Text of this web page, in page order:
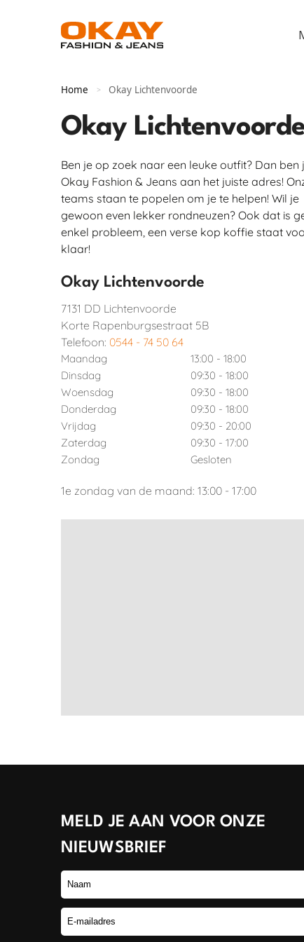
Home > Okay Lichtenvoorde
Okay
Ben je op zoek naar een leuke outfit? Dan ben
Okay Fashion & Jeans aan het juiste adres!
teams staan te popelen om je te helpen! Wil je
gewoon even lekker rondneuzen? Ook dat is
enkel probleem, een verse kop koffie staat
klaar!
Okay Lichtenvoorde
7131 DD Lichtenvoorde
Korte Rapenburgsestraat 5B
Telefoon: 0544 - 74 50 64
Maandag
13:00 - 18:00
Dinsdag
09:30 - 18:00
Woensdag
09:30 - 18:00
Donderdag
09:30 - 18:00
Vrijdag
09:30 - 20:00
Zaterdag
09:30 - 17:00
Zondag
Gesloten
1e zondag van de maand: 13:00 - 17:00
MELD JE AAN VOOR ONZE
NIEUWSBRIEF